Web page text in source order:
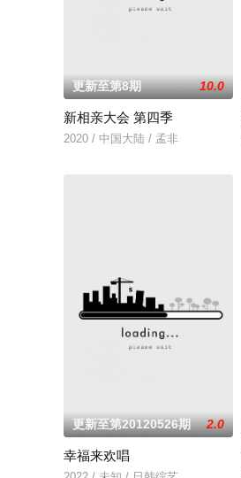
更新至第8期 10.0
新相亲大会 第四季
2020 / 中国大陆 / 孟非
更新至第20120526期 2.0
幸福来欢唱